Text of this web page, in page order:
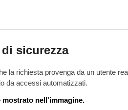
sicurezza
la richiesta provenga da un utente
da accessi automatizzati.
nell'immagine.